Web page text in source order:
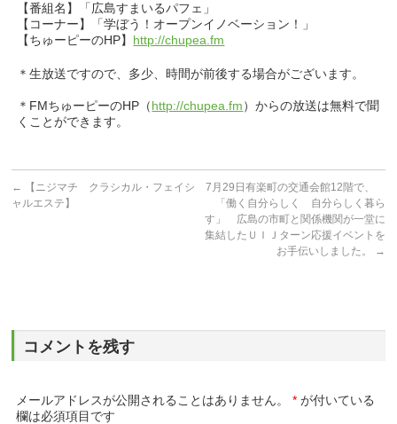
【番組名】「広島すまいるパフェ」
【コーナー】「学ぼう！オープンイノベーション！」
【ちゅーピーのHP】 http://chupea.fm
＊生放送ですので、多少、時間が前後する場合がございます。
＊FMちゅーピーのHP（http://chupea.fm）からの放送は無料で聞
くことができます。
←
【ニジマチ クラシカル・フェイシ
ャルエステ】
7月29日有楽町の交通会館12階で、
「働く自分らしく 自分らしく暮ら
す」 広島の市町と関係機関が一堂に
集結したＵＩＪターン応援イベントを
お手伝いしました。
→
コメントを残す
メールアドレスが公開されることはありません。 * が付いている
欄は必須項目です